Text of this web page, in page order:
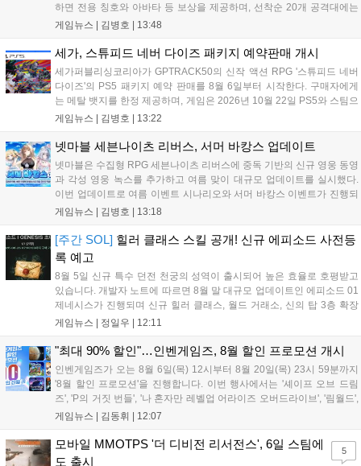
하면 전용 칭호와 아바타 등 보상을 제공하며, 선착순 20개 공격대에는
명예 보상을 지급한다. 또한 9월 10일까지 서비스 21주년 기념 이벤트가
임인 아라드 수족관 메이커를 통해 다양한 아이템을 교환할 수 있다. 상
세 정보는 공식 홈페이지에서 확인 가능하다....
게임뉴스 | 김병호 13:48
세가, 스튜피드 네버 다이즈 패키지 예약판매 개시
세가퍼블리싱코리아가 GPTRACK50의 신작 액션 RPG '스튜피드 네버
다이즈'의 PS5 패키지 예약 판매를 8월 6일부터 시작한다. 구매자에게
는 메탈 뱃지를 한정 제공하며, 게임은 2026년 10월 22일 PS5와 스팀으
로 정식 출시된다. 좀비 주인공 데이비가 보디 해킹과 스타일 이트 능력
럭스판 등 다양한 에디션도 함께 발매될 예정이다....
게임뉴스 | 김병호 13:22
넷마블 세븐나이츠 리버스, 서머 바캉스 업데이트
넷마블은 수집형 RPG 세븐나이츠 리버스에 중독 기반의 신규 영웅 동영
과 각성 영웅 녹스를 추가하고 여름 맞이 대규모 업데이트를 실시했다.
이번 업데이트로 여름 이벤트 시나리오와 서머 바캉스 이벤트가 진행되
며, 7일간 출석 시 수영복 세인 코스튬과 전설 장신구 상자 등 풍성한 보
이벤트도 열리며, 강화 횟수에 따른 보상과 상위 100명에게는 특별 랭킹
보상이 주어진다. 넷마블은 이번 이벤트를 통해 이용자들에게 다채로운
즐길 거리를 제공할 예정이다....
게임뉴스 | 김병호 13:18
[주간 SOL] 힐러 클래스 스킬 공개! 신규 에피소드 사전등
록 예고
8월 5일 신규 특수 던전 천궁의 성역이 출시되어 높은 효율로 호평받고
있습니다. 개발자 노트에 따르면 8월 말 대규모 업데이트인 에피소드 01
제네시스가 진행되며 신규 힐러 클래스, 월드 거래소, 신의 탑 3층 확장
등이 예고되었습니다. 또한 8일에는 신권 선출이 예정되어 있어 게임 내
다....
게임뉴스 | 정일우 12:11
"최대 90% 할인"…인벤게임즈, 8월 할인 프로모션 개시
인벤게임즈가 오는 8월 6일(목) 12시부터 8월 20일(목) 23시 59분까지
'8월 할인 프로모션'을 진행합니다. 이번 행사에서는 '셰이프 오브 드림
즈', 'P의 거짓 번들', '나 혼자만 레벨업 어라이즈 오버드라이브', '림월드',
'아랑전설 시티 오브 더 울브스', '팰월드' 등 인기 타이틀을 최대 90% 할
론 네이버페이 포인트 추가 적립 혜택도 받을 수 있으며, 자세한 내용은
공식 네이버 스마트 스토어에서 확인 가능합니다....
게임뉴스 | 김동휘 12:07
모바일 MMOTPS '더 디비전 리서전스', 6일 스팀에
도 출시
5